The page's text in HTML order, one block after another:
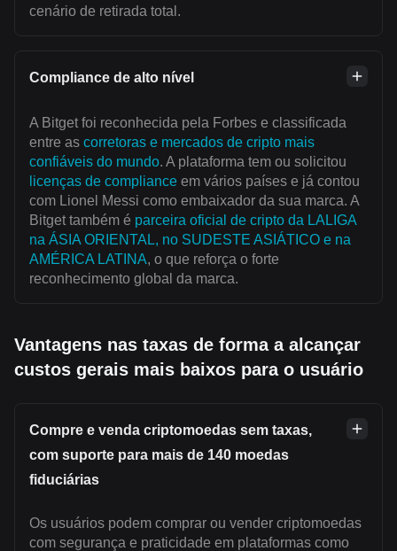
cenário de retirada total.
Compliance de alto nível
A Bitget foi reconhecida pela Forbes e classificada
entre as corretoras e mercados de cripto mais
confiáveis do mundo. A plataforma tem ou solicitou
licenças de compliance em vários países e já contou
com Lionel Messi como embaixador da sua marca. A
Bitget também é parceira oficial de cripto da LALIGA
na ÁSIA ORIENTAL, no SUDESTE ASIÁTICO e na
AMÉRICA LATINA, o que reforça o forte
reconhecimento global da marca.
Vantagens nas taxas de forma a alcançar
custos gerais mais baixos para o usuário
Compre e venda criptomoedas sem taxas,
com suporte para mais de 140 moedas
fiduciárias
Os usuários podem comprar ou vender criptomoedas
com segurança e praticidade em plataformas como